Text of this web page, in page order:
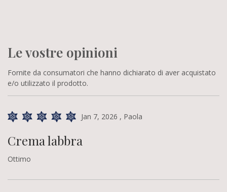
Le vostre opinioni
Fornite da consumatori che hanno dichiarato di aver acquistato
e/o utilizzato il prodotto.
Jan 7, 2026 , Paola
Crema labbra
Ottimo